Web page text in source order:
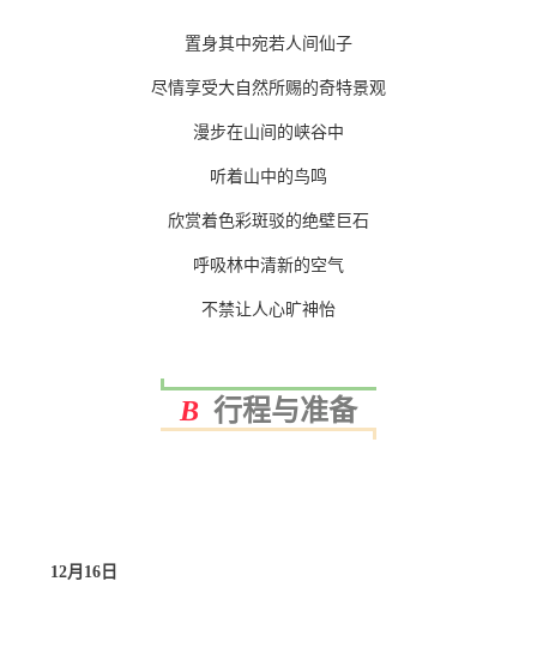
置身其中宛若人间仙子
尽情享受大自然所赐的奇特景观
漫步在山间的峡谷中
听着山中的鸟鸣
欣赏着色彩斑驳的绝壁巨石
呼吸林中清新的空气
不禁让人心旷神怡
B 行程与准备
12月16日